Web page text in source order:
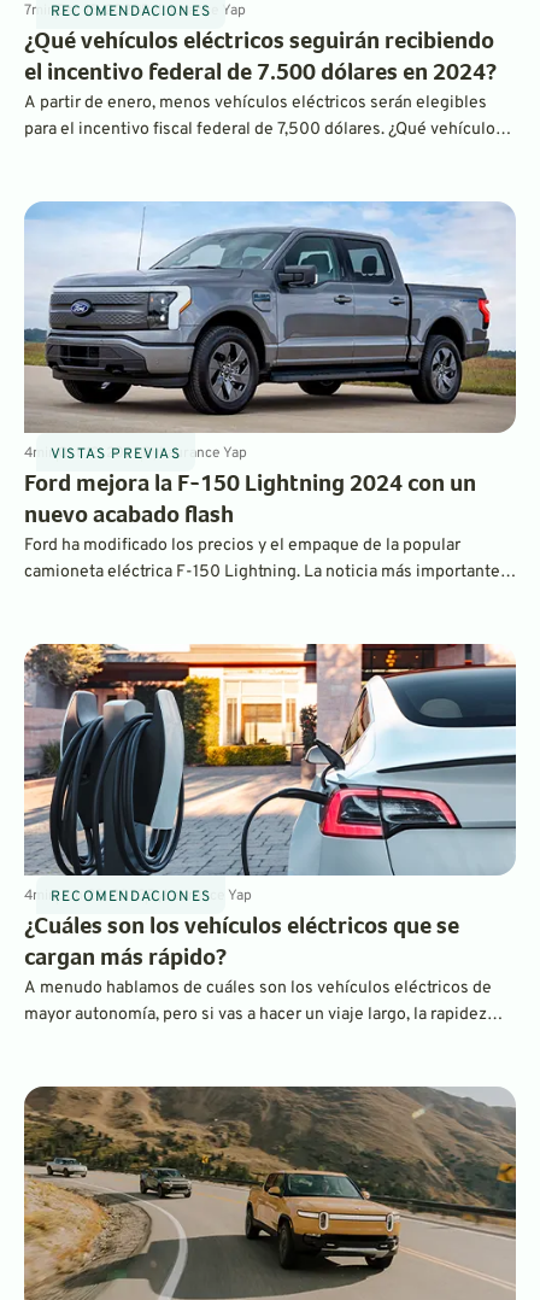
RECOMENDACIONES
7minDec 15, 2023ByLaurance Yap
¿Qué vehículos eléctricos seguirán recibiendo
el incentivo federal de 7.500 dólares en 2024?
A partir de enero, menos vehículos eléctricos serán elegibles
para el incentivo fiscal federal de 7,500 dólares. ¿Qué vehículos
VISTAS PREVIAS
4minOct 12, 2023ByLaurance Yap
Ford mejora la F-150 Lightning 2024 con un
nuevo acabado flash
Ford ha modificado los precios y el empaque de la popular
camioneta eléctrica F-150 Lightning. La noticia más importante
con un precio de venta inicial de menos de 70.000 dólares.
RECOMENDACIONES
4minJun 29, 2023ByLaurance Yap
¿Cuáles son los vehículos eléctricos que se
cargan más rápido?
A menudo hablamos de cuáles son los vehículos eléctricos de
mayor autonomía, pero si vas a hacer un viaje largo, la rapidez
rápido del mercado.